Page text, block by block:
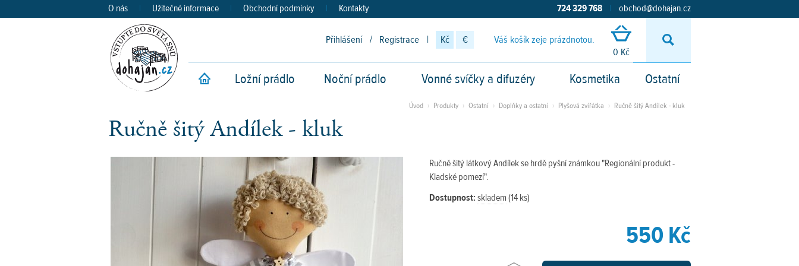
O nás | Užitečné informace | Obchodní podmínky | Kontakty 724 329 768 | obchod@dohajan.cz
Přihlášení / Registrace | Kč €
Váš košík zeje prázdnotou.
0 Kč
Úvod
Ložní prádlo Noční prádlo Vonné svíčky a difuzéry Kosmetika Ostatní
Úvod › Produkty › Ostatní › Doplňky a ostatní › Plyšová zvířátka › Ručně šitý Andílek - kluk
Ručně šitý Andílek - kluk
Ručně šitý látkový Andílek se hrdě pyšní známkou "Regionální produkt -
Kladské pomezí".
Dostupnost: skladem (14 ks)
550 Kč